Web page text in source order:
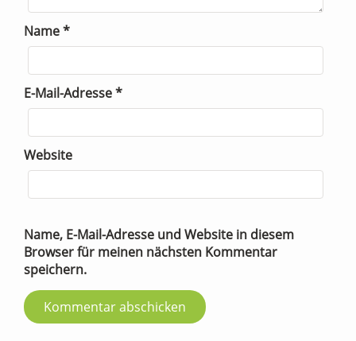
Name*
E-Mail-Adresse*
Website
Name, E-Mail-Adresse und Website in diesem
Browser für meinen nächsten Kommentar
speichern.